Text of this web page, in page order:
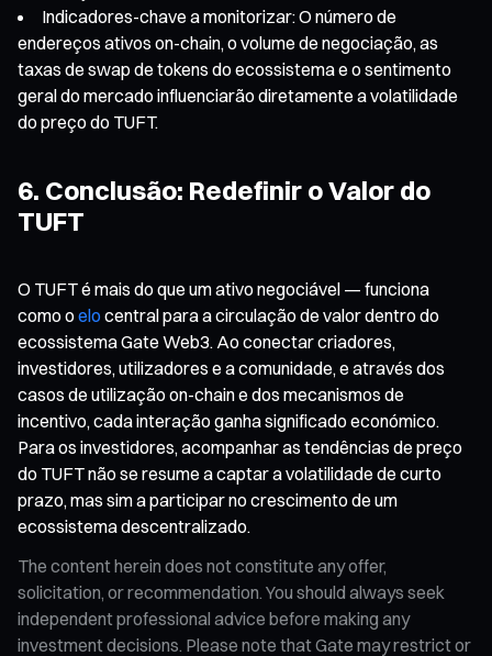
Indicadores-chave a monitorizar: O número de
endereços ativos on-chain, o volume de negociação, as
taxas de swap de tokens do ecossistema e o sentimento
geral do mercado influenciarão diretamente a volatilidade
do preço do TUFT.
6. Conclusão: Redefinir o Valor do
TUFT
O TUFT é mais do que um ativo negociável — funciona
como oelocentral para a circulação de valor dentro do
ecossistema Gate Web3. Ao conectar criadores,
investidores, utilizadores e a comunidade, e através dos
casos de utilização on-chain e dos mecanismos de
incentivo, cada interação ganha significado económico.
Para os investidores, acompanhar as tendências de preço
do TUFT não se resume a captar a volatilidade de curto
prazo, mas sim a participar no crescimento de um
ecossistema descentralizado.
The content herein does not constitute any offer,
solicitation, or recommendation. You should always seek
independent professional advice before making any
investment decisions. Please note that Gate may restrict or